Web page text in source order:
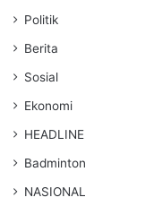
Politik
Berita
Sosial
Ekonomi
HEADLINE
Badminton
NASIONAL